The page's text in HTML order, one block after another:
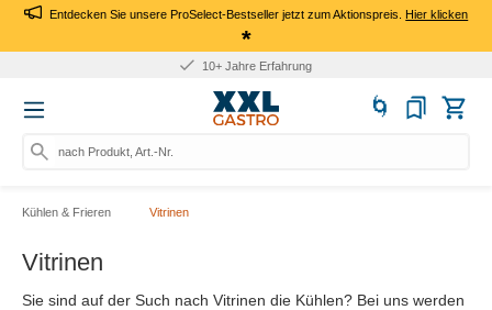
Entdecken Sie unsere ProSelect-Bestseller jetzt zum Aktionspreis.Hier klicken
*
Für Firmen: Kauf auf Rechnung
nach Produkt, Art.-Nr., Marke su
Kühlen & Frieren Vitrinen
Vitrinen
Sie sind auf der Such nach Vitrinen die Kühlen? Bei uns werden